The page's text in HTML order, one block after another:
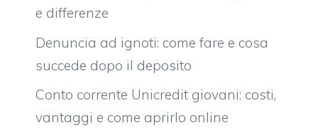
e differenze
Denuncia ad ignoti: come fare e cosa
succede dopo il deposito
Conto corrente Unicredit giovani: costi,
vantaggi e come aprirlo online